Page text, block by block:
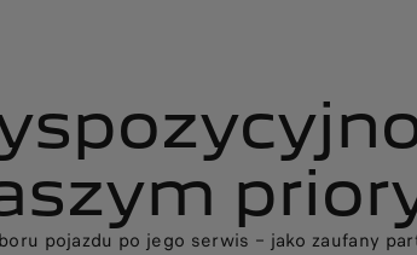
pojazdu po jego serwis – jako zaufany